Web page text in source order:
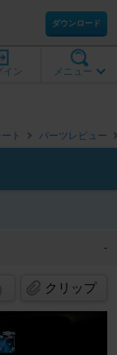
ダウンロード
メニュー
イン
ト パーツレビュー
-
クリップ